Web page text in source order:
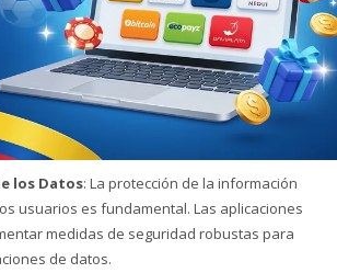
los Datos: La protección de la información
usuarios es fundamental. Las aplicaciones
medidas de seguridad robustas para
de datos.